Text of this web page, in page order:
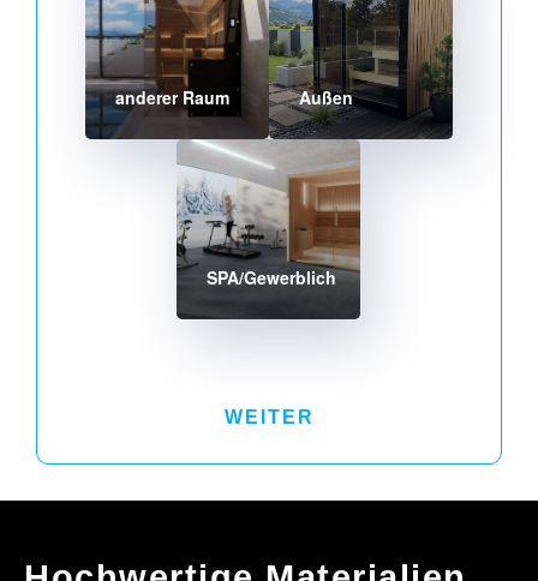
anderer Raum Außen
SPA/Gewerblich